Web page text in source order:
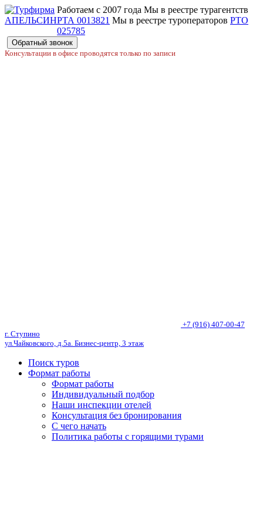
Работаем с 2007 года Мы в реестре турагентств
РТА 0013821 Мы в реестре туроператоров РТО
025785
Обратный звонок
Консультации в офисе проводятся только по записи
+7 (916) 407-00-47
г. Ступино
ул.Чайковского, д.5а. Бизнес-центр, 3 этаж
Поиск туров
Формат работы
Формат работы
Индивидуальный подбор
Наши инспекции отелей
Консультация без бронирования
С чего начать
Политика работы с горящими турами